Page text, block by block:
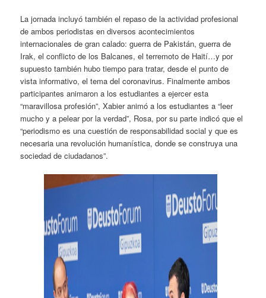
La jornada incluyó también el repaso de la actividad profesional
de ambos periodistas en diversos acontecimientos
internacionales de gran calado: guerra de Pakistán, guerra de
Irak, el conflicto de los Balcanes, el terremoto de Haití…y por
supuesto también hubo tiempo para tratar, desde el punto de
vista informativo, el tema del coronavirus. Finalmente ambos
participantes animaron a los estudiantes a ejercer esta
“maravillosa profesión”, Xabier animó a los estudiantes a “leer
mucho y a pelear por la verdad”, Rosa, por su parte indicó que el
“periodismo es una cuestión de responsabilidad social y que es
necesaria una revolución humanística, donde se construya una
sociedad de ciudadanos”.